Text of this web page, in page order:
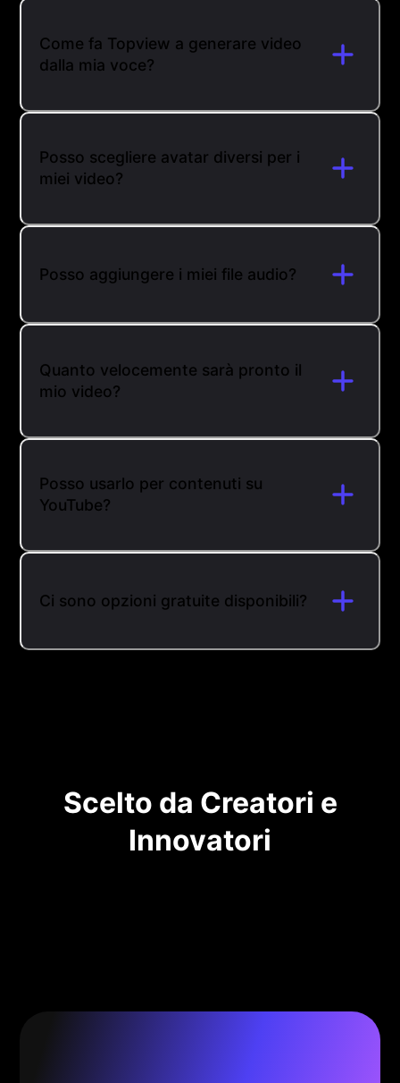
Come fa Topview a generare video
dalla mia voce?
Posso scegliere avatar diversi per i
miei video?
Posso aggiungere i miei file audio?
Quanto velocemente sarà pronto il
mio video?
Posso usarlo per contenuti su
YouTube?
Ci sono opzioni gratuite disponibili?
Scelto da Creatori e
Innovatori